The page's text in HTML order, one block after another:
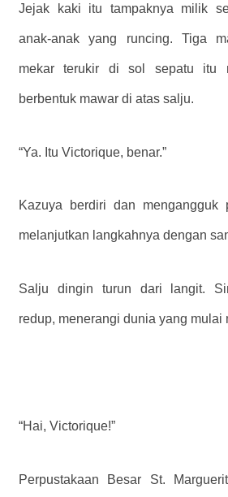
Jejak kaki itu tampaknya milik
anak-anak yang runcing. Tiga
mekar terukir di sol sepatu itu
berbentuk mawar di atas salju.
“Ya. Itu Victorique, benar.”
Kazuya berdiri dan mengangguk
melanjutkan langkahnya dengan
Salju dingin turun dari langit.
redup, menerangi dunia yang mulai
“Hai, Victorique!”
Perpustakaan Besar St.